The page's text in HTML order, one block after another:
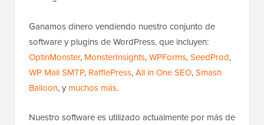
Ganamos dinero vendiendo nuestro conjunto de
software y plugins de WordPress, que incluyen:
OptinMonster, MonsterInsights,WPForms,SeedProd,
WP Mail SMTP, RafflePress,All in One SEO,Smash
Balloon, y muchos más.
Nuestro software es utilizado actualmente por más de